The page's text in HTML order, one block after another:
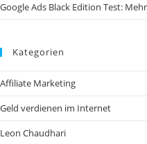
Google Ads Black Edition Test:
Kategorien
Affiliate Marketing
Geld verdienen im Internet
Leon Chaudhari